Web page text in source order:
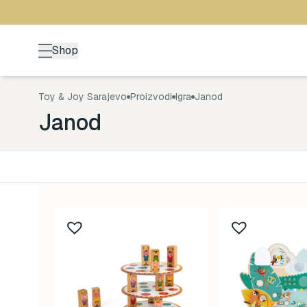
Shop
Toy & Joy Sarajevo Proizvodi Igra Janod
Janod
Back to School
Kutak za odrasle 70
94
Šetnja 532
1-3
3-5
5+
8-99